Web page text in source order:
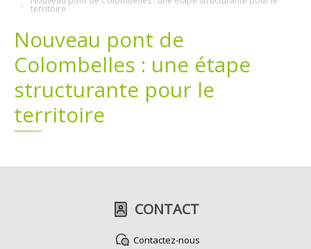
territoire
Nouveau pont de
Colombelles : une étape
structurante pour le
territoire
CONTACT
Contactez-nous
Demandes légales
Emploi
Marchés publics